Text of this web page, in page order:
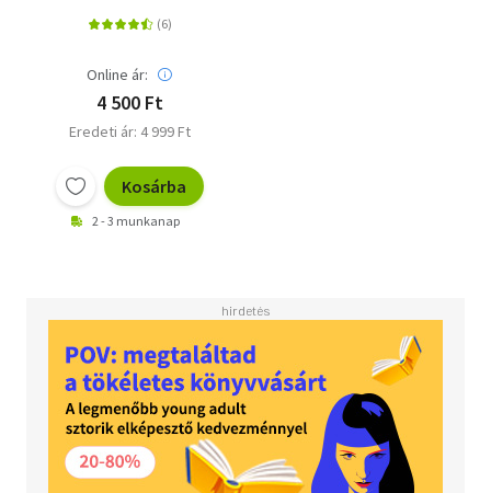
Online ár:
4 500 Ft
Eredeti ár: 4 999 Ft
Kosárba
2 - 3 munkanap